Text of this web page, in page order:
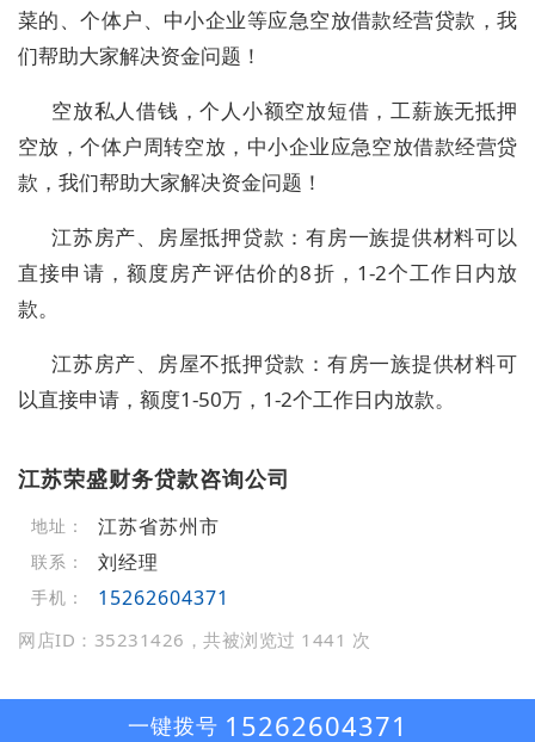
菜的、个体户、中小企业等应急空放借款经营贷款，我
们帮助大家解决资金问题！
空放私人借钱，个人小额空放短借，工薪族无抵押
空放，个体户周转空放，中小企业应急空放借款经营贷
款，我们帮助大家解决资金问题！
江苏房产、房屋抵押贷款：有房一族提供材料可以
直接申请，额度房产评估价的8折，1-2个工作日内放
款。
江苏房产、房屋不抵押贷款：有房一族提供材料可
以直接申请，额度1-50万，1-2个工作日内放款。
江苏荣盛财务贷款咨询公司
地址： 江苏省苏州市
联系： 刘经理
手机： 15262604371
网店ID：35231426，共被浏览过 1441 次
一键拨号 15262604371